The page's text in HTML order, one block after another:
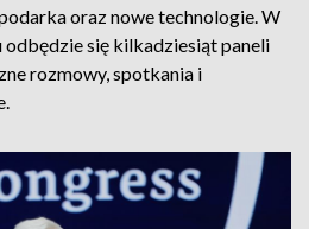
oraz nowe technologie. W
się kilkadziesiąt paneli
rozmowy, spotkania i